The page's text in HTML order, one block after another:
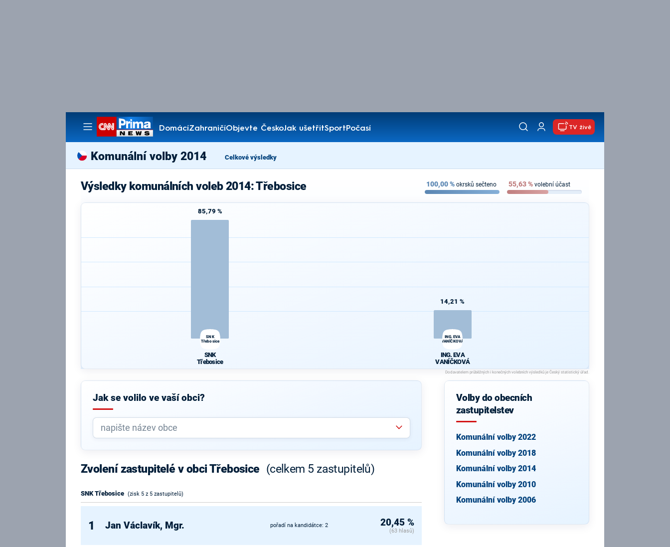
DomácíZahraničíObjevte ČeskoJak ušetřitSportPočasí
Pořady
TV živě
Komunální volby 2014 Celkové výsledky
Výsledky komunálních voleb 2014: Třebosice 100,00% okrsků sečteno 55,63% volební účast
85,79 %
SNK
Třebosice
SNK
Třebosice
14,21 %
ING. EVA
VANÍČKOVÁ
ING. EVA
VANÍČKOVÁ
Jak se volilo ve vaší obci?
Zvolení zastupitelé v obci Třebosice (celkem 5 zastupitelů)
SNK Třebosice (zisk 5 z 5 zastupitelů)
1 Jan Václavík, Mgr. pořadí na kandidátce: 2 20,45 %
(63 hlasů)
Volby do obecních
zastupitelstev
Komunální volby 2022
Komunální volby 2018
Komunální volby 2014
Komunální volby 2010
Komunální volby 2006